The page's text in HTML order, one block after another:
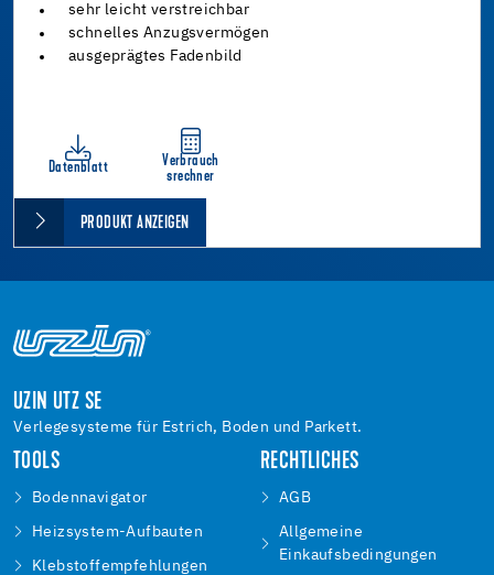
sehr leicht verstreichbar
schnelles Anzugsvermögen
ausgeprägtes Fadenbild
Datenblatt
Verbrauch
srechner
PRODUKT ANZEIGEN
UZIN UTZ SE
Verlegesysteme für Estrich, Boden und Parkett.
TOOLS
Bodennavigator
Heizsystem-Aufbauten
Klebstoffempfehlungen
RECHTLICHES
AGB
Allgemeine
Einkaufsbedingungen